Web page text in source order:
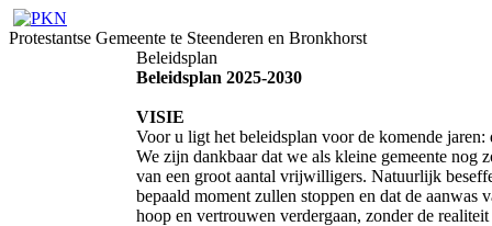
Protestantse Gemeente te Steenderen en Bronkhorst
Beleidsplan
Beleidsplan 2025-2030
VISIE
Voor u ligt het beleidsplan voor de komende jaren:
We zijn dankbaar dat we als kleine gemeente nog
van een groot aantal vrijwilligers. Natuurlijk
bepaald moment zullen stoppen en dat de
hoop en vertrouwen verdergaan, zonder de